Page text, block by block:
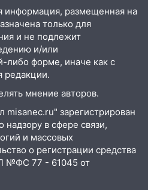
и как с этим
августа: пятница
энергии и
старые
на 7 августа в
на забег,
флота
информация, размещенная на
только для
и не подлежит
и/или
либо форме, иначе как с
редакции.
мнение авторов.
зарегистрирован
в сфере связи,
и массовых
о регистрации средства
№ФС 77 - 61045 от